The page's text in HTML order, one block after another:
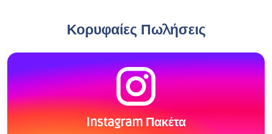
Κορυφαίες Πωλήσεις
Instagram Πακέτα